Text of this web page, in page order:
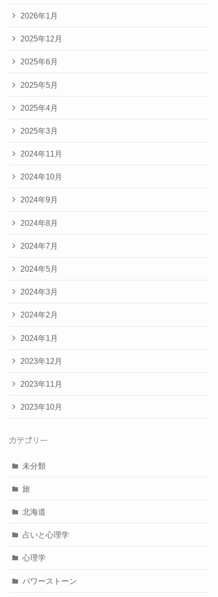
2026年1月
2025年12月
2025年6月
2025年5月
2025年4月
2025年3月
2024年11月
2024年10月
2024年9月
2024年8月
2024年7月
2024年5月
2024年3月
2024年2月
2024年1月
2023年12月
2023年11月
2023年10月
カテゴリー
未分類
旅
北海道
占いと心理学
心理学
パワーストーン